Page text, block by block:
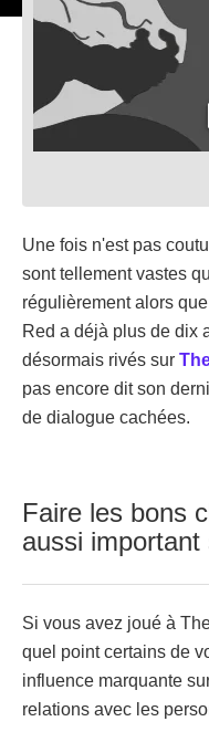
Une fois n'est pas
sont tellement vastes
régulièrement alors
Red a déjà plus de dix
désormais rivés sur
pas encore dit son
de dialogue cachées.
Faire les bons
aussi
Si vous avez joué à
quel point certains de
influence marquante
relations avec les